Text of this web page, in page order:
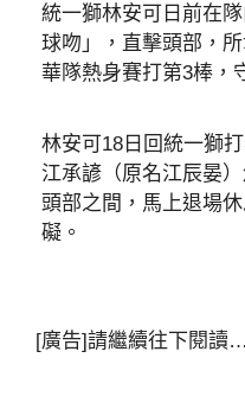
統一獅林安可日前在
球吻」，直擊頭部，
華隊熱身賽打第3棒，
林安可18日回統一獅
江承諺（原名江辰晏
頭部之間，馬上退場
礙。
[廣告]請繼續往下閱讀…